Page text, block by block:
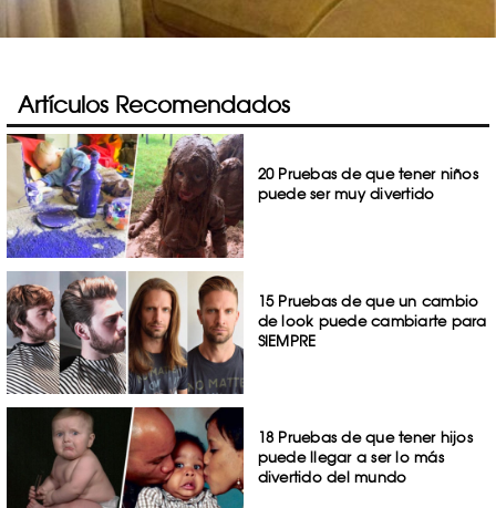
Artículos Recomendados
20 Pruebas de que tener niños
puede ser muy divertido
15 Pruebas de que un cambio
de look puede cambiarte para
SIEMPRE
18 Pruebas de que tener hijos
puede llegar a ser lo más
divertido del mundo